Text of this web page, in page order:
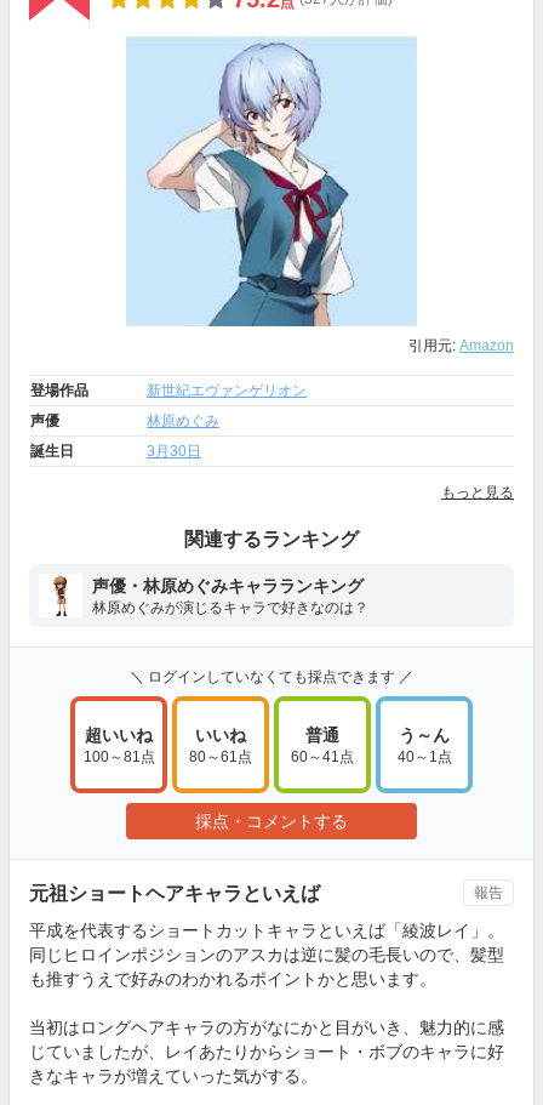
引用元: Amazon
登場作品
新世紀エヴァンゲリオン
声優
林原めぐみ
誕生日
3月30日
もっと見る
関連するランキング
声優・林原めぐみキャラランキング
林原めぐみが演じるキャラで好きなのは？
＼ ログインしていなくても採点できます ／
超いいね
100～81点
いいね
80～61点
普通
60～41点
う～ん
40～1点
採点・コメントする
元祖ショートヘアキャラといえば
平成を代表するショートカットキャラといえば「綾波レイ」。
同じヒロインポジションのアスカは逆に髪の毛長いので、髪型
も推すうえで好みのわかれるポイントかと思います。
当初はロングヘアキャラの方がなにかと目がいき、魅力的に感
じていましたが、レイあたりからショート・ボブのキャラに好
きなキャラが増えていった気がする。
報告